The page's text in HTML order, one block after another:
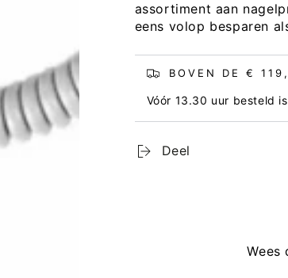
assortiment aan
eens volop besparen
BOVEN DE €
Vóór 13.30 uur besteld
Deel
Wees